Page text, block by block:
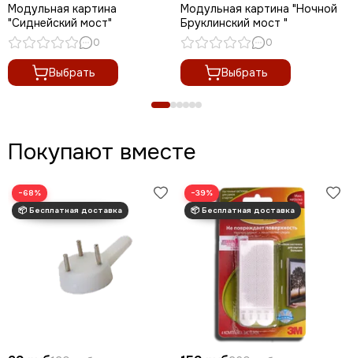
Модульная картина
"Сиднейский мост"
0
Выбрать
Модульная картина "Ночной
Бруклинский мост "
0
Выбрать
Покупают вместе
−68% −39%